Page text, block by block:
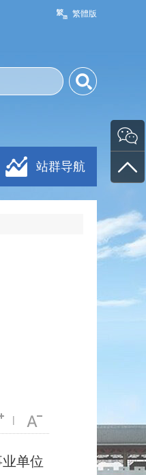
繁體版
站群导航
|
单位